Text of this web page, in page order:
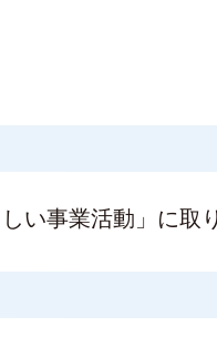
い事業活動」に取